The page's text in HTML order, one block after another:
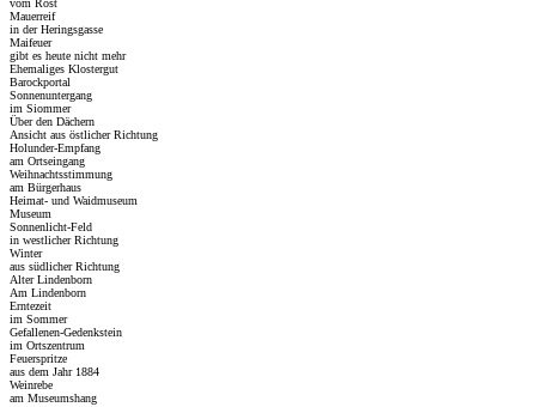
vom Rost
Mauerreif
in der Heringsgasse
Maifeuer
gibt es heute nicht mehr
Ehemaliges Klostergut
Barockportal
Sonnenuntergang
im Siommer
Über den Dächern
Ansicht aus östlicher Richtung
Holunder-Empfang
am Ortseingang
Weihnachtsstimmung
am Bürgerhaus
Heimat- und Waidmuseum
Museum
Sonnenlicht-Feld
in westlicher Richtung
Winter
aus südlicher Richtung
Alter Lindenborn
Am Lindenborn
Erntezeit
im Sommer
Gefallenen-Gedenkstein
im Ortszentrum
Feuerspritze
aus dem Jahr 1884
Weinrebe
am Museumshang